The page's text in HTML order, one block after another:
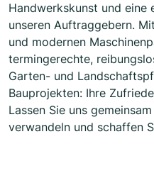
Handwerkskunst und eine
unseren Auftraggebern.
und modernen
termingerechte,
Garten- und
Bauprojekten: Ihre
Lassen Sie uns
verwandeln und schaffen